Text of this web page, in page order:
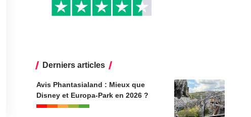
Derniers articles
Avis Phantasialand : Mieux que
Disney et Europa-Park en 2026 ?